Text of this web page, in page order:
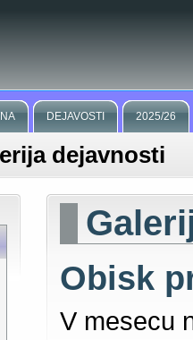
DEJAVOSTI 2025/26
dejavnosti
Obisk
V mesecu